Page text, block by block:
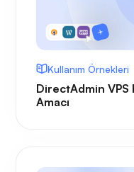
Kullanım Örnekleri
DirectAdmin VPS
Amacı